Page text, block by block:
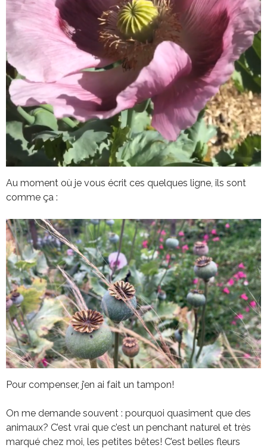
Au moment où je vous écrit ces quelques ligne, ils sont
comme ça :
Pour compenser, j’en ai fait un tampon!
On me demande souvent : pourquoi quasiment que des
animaux? C’est vrai que c’est un penchant naturel et très
marqué chez moi, les petites bêtes! C’est belles fleurs